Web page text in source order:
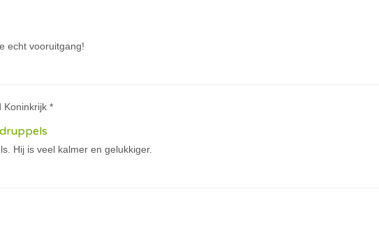
echt vooruitgang!
Koninkrijk *
Hij is veel kalmer en gelukkiger.